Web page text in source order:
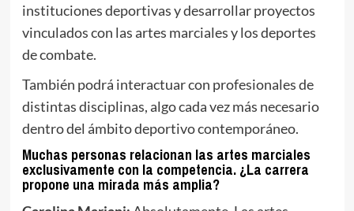
instituciones deportivas y desarrollar proyectos
vinculados con las artes marciales y los deportes
de combate.
También podrá interactuar con profesionales de
distintas disciplinas, algo cada vez más necesario
dentro del ámbito deportivo contemporáneo.
Muchas personas relacionan las artes marciales
exclusivamente con la competencia. ¿La carrera
propone una mirada más amplia?